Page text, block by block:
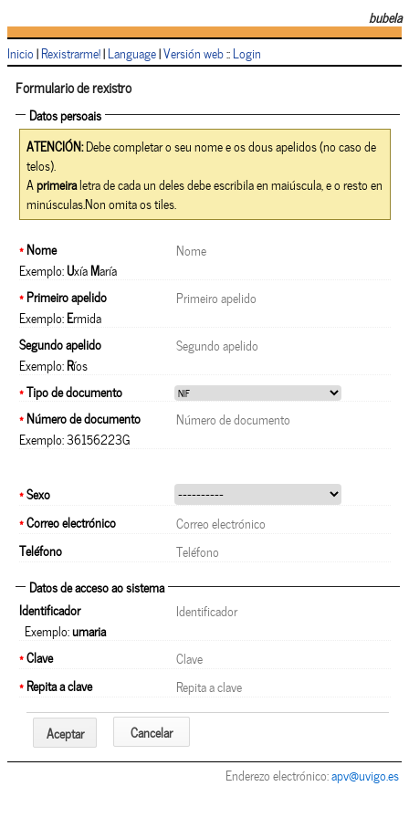
bubela
Inicio|Rexistrarme!|Language|Versión web::Login
Formulario de rexistro
Datos persoais
ATENCIÓN:Debe completar o seu nome e os dous apelidos (no caso de
telos).
Aprimeiraletra de cada un deles debe escribila en maiúscula, e o resto en
minúsculas.Non omita os tiles.
*Nome
Exemplo:UxíaMaría
*Primeiro apelido
Exemplo:Ermida
Segundo apelido
Exemplo:Ríos
*Tipo de documento
*Número de documento
Exemplo: 36156223G
*Sexo
*Correo electrónico
Teléfono
Datos de acceso ao sistema
Identificador
Exemplo:umaria
*Clave
*Repita a clave
Aceptar Cancelar
Enderezo electrónico:apv@uvigo.es